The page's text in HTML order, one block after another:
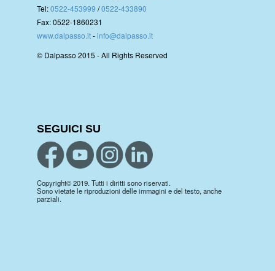
Tel:0522-453999 /0522-433890
Fax: 0522-1860231
www.dalpasso.it-info@dalpasso.it
© Dalpasso 2015 - All Rights Reserved
SEGUICI SU
Copyright© 2019. Tutti i diritti sono riservati.
Sono vietate le riproduzioni delle immagini e del testo, anche
parziali.